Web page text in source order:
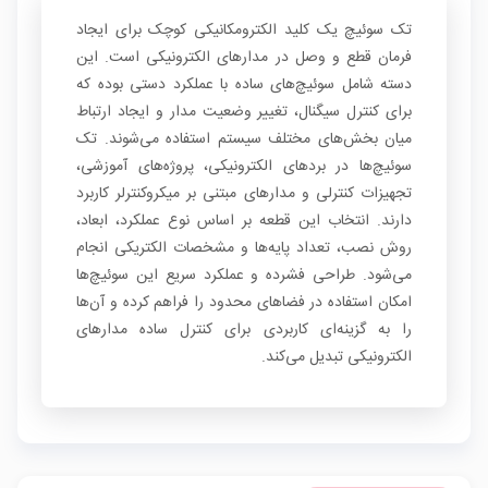
تک سوئیچ یک کلید الکترومکانیکی کوچک برای ایجاد
فرمان قطع و وصل در مدارهای الکترونیکی است. این
دسته شامل سوئیچ‌های ساده با عملکرد دستی بوده که
برای کنترل سیگنال، تغییر وضعیت مدار و ایجاد ارتباط
میان بخش‌های مختلف سیستم استفاده می‌شوند. تک
سوئیچ‌ها در بردهای الکترونیکی، پروژه‌های آموزشی،
تجهیزات کنترلی و مدارهای مبتنی بر میکروکنترلر کاربرد
دارند. انتخاب این قطعه بر اساس نوع عملکرد، ابعاد،
روش نصب، تعداد پایه‌ها و مشخصات الکتریکی انجام
می‌شود. طراحی فشرده و عملکرد سریع این سوئیچ‌ها
امکان استفاده در فضاهای محدود را فراهم کرده و آن‌ها
را به گزینه‌ای کاربردی برای کنترل ساده مدارهای
الکترونیکی تبدیل می‌کند.